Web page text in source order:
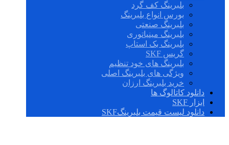
بلبرینگ کف گرد
بورس انواع بلبرینگ
بلبرینگ صنعتی
بلبرینگ مینیاتوری
بلبرینگ بک استاپ
گریس SKF
بلبرینگ های خود تنظیم
ویژگی های بلبرینگ اصلی
خرید بلبرینگ ارزان
دانلود کاتالوگ ها
ابزار SKF
دانلود لیست قیمت بلبرینگSKF